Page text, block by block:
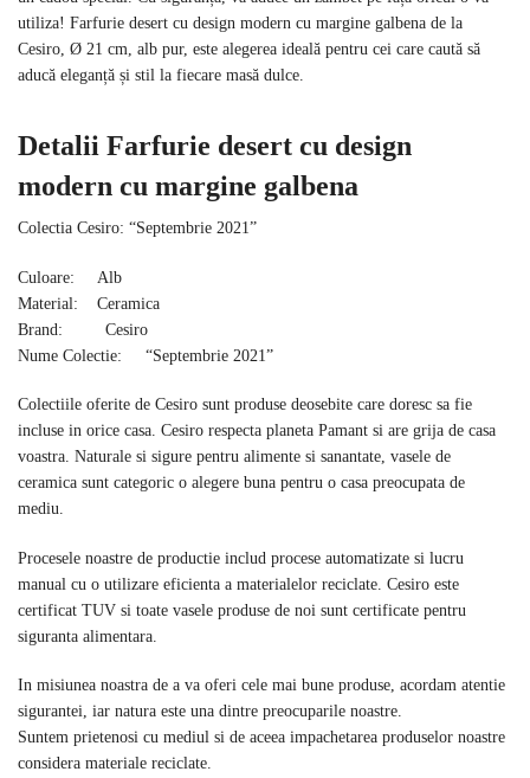
utiliza! Farfurie desert cu design modern cu margine galbena de la
Cesiro, Ø 21 cm, alb pur, este alegerea ideală pentru cei care caută să
aducă eleganță și stil la fiecare masă dulce.
Detalii Farfurie desert cu design
modern cu margine galbena
Colectia Cesiro: “Septembrie 2021”
Culoare: Alb
Material: Ceramica
Brand: Cesiro
Nume Colectie: “Septembrie 2021”
Colectiile oferite de Cesiro sunt produse deosebite care doresc sa fie
incluse in orice casa. Cesiro respecta planeta Pamant si are grija de casa
voastra. Naturale si sigure pentru alimente si sanantate, vasele de
ceramica sunt categoric o alegere buna pentru o casa preocupata de
mediu.
Procesele noastre de productie includ procese automatizate si lucru
manual cu o utilizare eficienta a materialelor reciclate. Cesiro este
certificat TUV si toate vasele produse de noi sunt certificate pentru
siguranta alimentara.
In misiunea noastra de a va oferi cele mai bune produse, acordam atentie
sigurantei, iar natura este una dintre preocuparile noastre.
Suntem prietenosi cu mediul si de aceea impachetarea produselor noastre
considera materiale reciclate.